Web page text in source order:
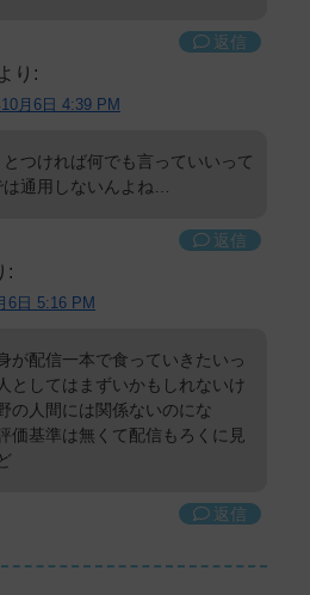
返信
より:
月6日 4:39 PM
とつければ何でも言っていいって
通用しないんよね…
返信
:
6日 5:16 PM
が配信一本で食っていきたいっ
としてはまずいかもしれないけ
の人間には関係ないのにな
価基準は無くて配信もろくに見
返信